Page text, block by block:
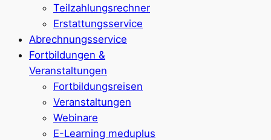
Teilzahlungsrechner
Erstattungsservice
Abrechnungsservice
Fortbildungen &
Veranstaltungen
Fortbildungsreisen
Veranstaltungen
Webinare
E-Learning meduplus